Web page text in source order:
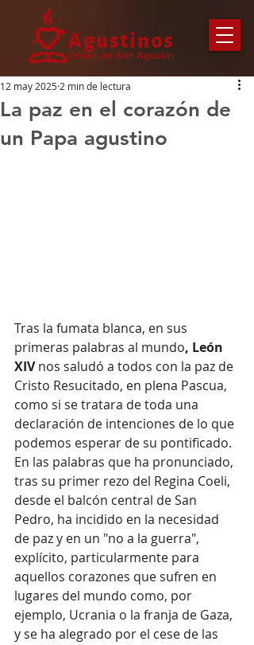
La paz en el corazón de
un Papa agustino
12 may 2025 2 min de lectura
Tras la fumata blanca, en sus
primeras palabras al mundo, León
XIV nos saludó a todos con la paz de
Cristo Resucitado, en plena Pascua,
como si se tratara de toda una
declaración de intenciones de lo que
podemos esperar de su pontificado.
En las palabras que ha pronunciado,
tras su primer rezo del Regina Coeli,
desde el balcón central de San
Pedro, ha incidido en la necesidad
de paz y en un "no a la guerra",
explícito, particularmente para
aquellos corazones que sufren en
lugares del mundo como, por
ejemplo, Ucrania o la franja de Gaza,
y se ha alegrado por el cese de las